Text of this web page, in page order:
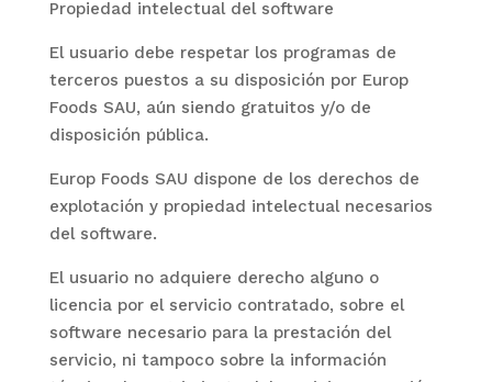
Propiedad intelectual del software
El usuario debe respetar los programas de
terceros puestos a su disposición por Europ
Foods SAU, aún siendo gratuitos y/o de
disposición pública.
Europ Foods SAU dispone de los derechos de
explotación y propiedad intelectual necesarios
del software.
El usuario no adquiere derecho alguno o
licencia por el servicio contratado, sobre el
software necesario para la prestación del
servicio, ni tampoco sobre la información